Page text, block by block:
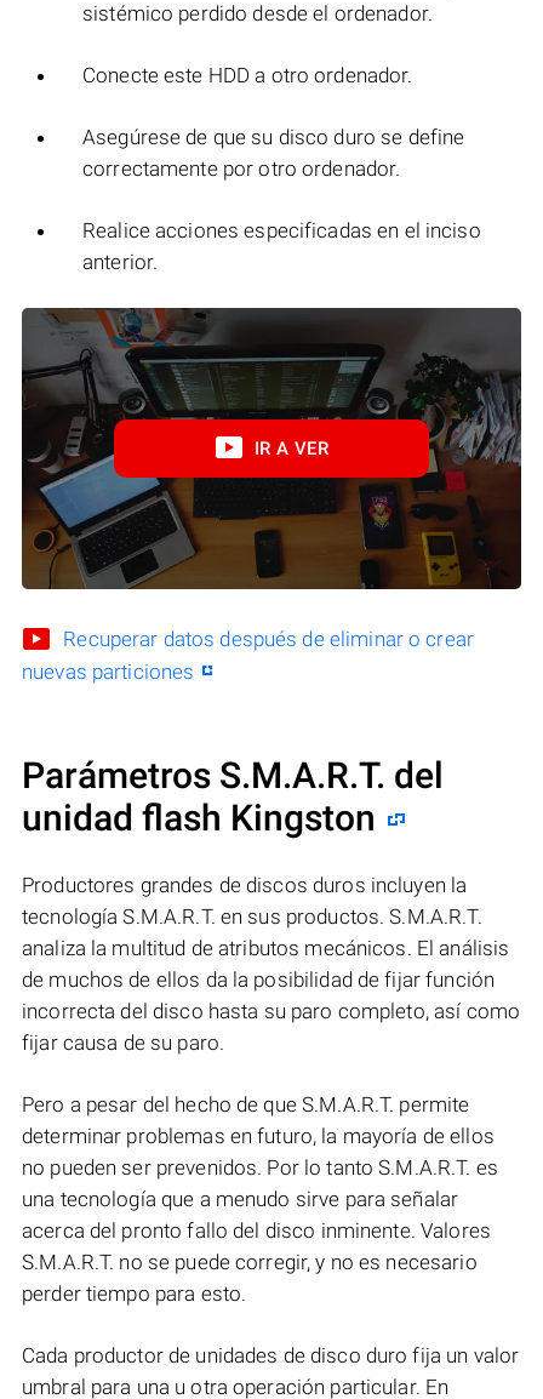
sistémico perdido desde el ordenador.
Conecte este HDD a otro ordenador.
Asegúrese de que su disco duro se define
correctamente por otro ordenador.
Realice acciones especificadas en el inciso
anterior.
IR A VER
Recuperar datos después de eliminar o crear
nuevas particiones
Parámetros S.M.A.R.T. del
unidad flash Kingston
Productores grandes de discos duros incluyen la
tecnología S.M.A.R.T. en sus productos. S.M.A.R.T.
analiza la multitud de atributos mecánicos. El análisis
de muchos de ellos da la posibilidad de fijar función
incorrecta del disco hasta su paro completo, así como
fijar causa de su paro.
Pero a pesar del hecho de que S.M.A.R.T. permite
determinar problemas en futuro, la mayoría de ellos
no pueden ser prevenidos. Por lo tanto S.M.A.R.T. es
una tecnología que a menudo sirve para señalar
acerca del pronto fallo del disco inminente. Valores
S.M.A.R.T. no se puede corregir, y no es necesario
perder tiempo para esto.
Cada productor de unidades de disco duro fija un valor
umbral para una u otra operación particular. En